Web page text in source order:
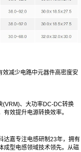
效减少电路中元器件高密度安
(VRM)、大功率DC-DC转换
效提升电源转换效率。
达嘉专注电感研制23年，拥有
成型电感领域技术领先。从磁